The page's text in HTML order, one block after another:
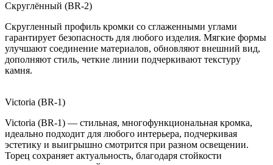
Скруглённый (BR-2)
Скругленный профиль кромки со сглаженными углами
гарантирует безопасность для любого изделия. Мягкие формы
улучшают соединение материалов, обновляют внешний вид,
дополняют стиль, четкие линии подчеркивают текстуру
камня.
Victoria (BR-1)
Victoria (BR-1) — стильная, многофункциональная кромка,
идеально подходит для любого интерьера, подчеркивая
эстетику и выигрышно смотрится при разном освещении.
Торец сохраняет актуальность, благодаря стойкости